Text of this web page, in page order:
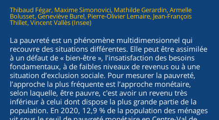
Thibaud Fégar, Maxime Simonovici, Mathilde Gerardin, Armelle
Bolusset, Geneviève Burel, Pierre-Olivier Lemaire, Jean-François
Thillet, Vincent Vallès (Insee)
La pauvreté est un phénomène multidimensionnel qui
recouvre des situations différentes. Elle peut être assimilée
à un défaut de « bien-être », l’insatisfaction des besoins
fondamentaux, à de faibles niveaux de revenus ou à une
situation d’exclusion sociale. Pour mesurer la pauvreté,
l’approche la plus fréquente est l’approche monétaire,
selon laquelle, être pauvre, c'est avoir un revenu très
inférieur à celui dont dispose la plus grande partie de la
population. En 2020, 12,9 % de la population des ménages